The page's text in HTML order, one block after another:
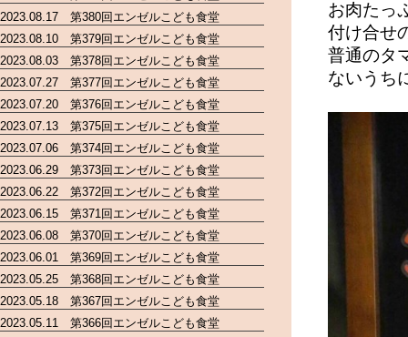
お肉たっ
付け合せ
普通のタ
ないうち
2023.08.17 第380回エンゼルこども食堂
2023.08.10 第379回エンゼルこども食堂
2023.08.03 第378回エンゼルこども食堂
2023.07.27 第377回エンゼルこども食堂
2023.07.20 第376回エンゼルこども食堂
2023.07.13 第375回エンゼルこども食堂
2023.07.06 第374回エンゼルこども食堂
2023.06.29 第373回エンゼルこども食堂
2023.06.22 第372回エンゼルこども食堂
2023.06.15 第371回エンゼルこども食堂
2023.06.08 第370回エンゼルこども食堂
2023.06.01 第369回エンゼルこども食堂
2023.05.25 第368回エンゼルこども食堂
2023.05.18 第367回エンゼルこども食堂
2023.05.11 第366回エンゼルこども食堂